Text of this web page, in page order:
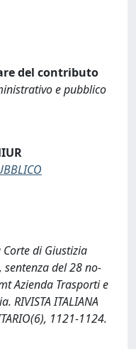
del contributo
e pubblico
Corte di Giustizia
sentenza del 28 no-
Azienda Trasporti e
RIVISTA ITALIANA
1121-1124.